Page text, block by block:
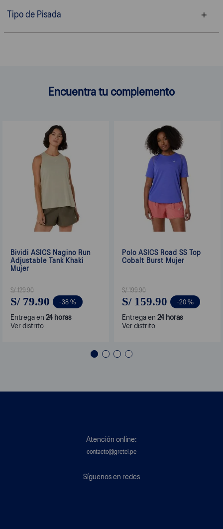
Tipo de Pisada
Encuentra tu complemento
Bividi ASICS Nagino Run
Adjustable Tank Khaki
Mujer
S/ 129.90
S/ 79.90 -38 %
Entrega en 24 horas
Ver distrito
Polo ASICS Road SS Top
Cobalt Burst Mujer
S/ 199.90
S/ 159.90 -20 %
Entrega en 24 horas
Ver distrito
Atención online:
contacto@gretel.pe
Síguenos en redes